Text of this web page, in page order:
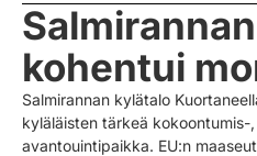
kohentui
Salmirannan kylätalo
kyläläisten tärkeä kokoontumis-
avantouintipaikka. EU:n